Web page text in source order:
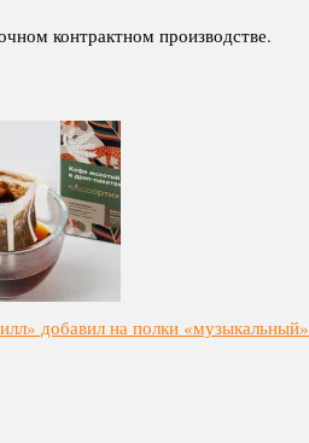
контрактном производстве.
добавил на полки «музыкальный»